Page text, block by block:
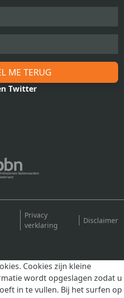
ME TERUG
Twitter
Privacy
verklaring
Disclaimer
Cookies zijn kleine
wordt opgeslagen zodat u
in te vullen. Bij het surfen op